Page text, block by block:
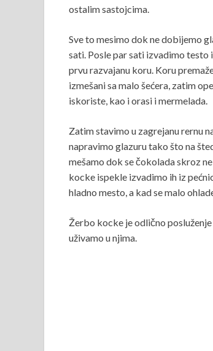
ostalim sastojcima.
Sve to mesimo dok ne dobijemo
sati. Posle par sati izvadimo
prvu razvajanu koru. Koru
izmešani sa malo šećera, zatim
iskoriste, kao i orasi i mermelada.
Zatim stavimo u zagrejanu rernu
napravimo glazuru tako što na
mešamo dok se čokolada skroz
kocke ispekle izvadimo ih iz
hladno mesto, a kad se malo
Žerbo kocke je odlično
uživamo u njima.